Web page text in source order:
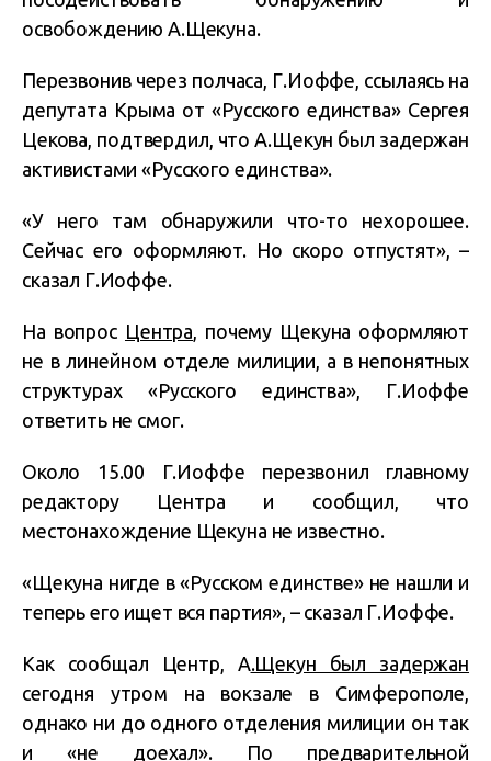
освобождению А.Щекуна.
Перезвонив через полчаса, Г.Иоффе, ссылаясь на
депутата Крыма от «Русского единства» Сергея
Цекова, подтвердил, что А.Щекун был задержан
активистами «Русского единства».
«У него там обнаружили что-то нехорошее.
Сейчас его оформляют. Но скоро отпустят», –
сказал Г.Иоффе.
На вопрос Центра, почему Щекуна оформляют
не в линейном отделе милиции, а в непонятных
структурах «Русского единства», Г.Иоффе
ответить не смог.
Около 15.00 Г.Иоффе перезвонил главному
редактору Центра и сообщил, что
местонахождение Щекуна не известно.
«Щекуна нигде в «Русском единстве» не нашли и
теперь его ищет вся партия», – сказал Г.Иоффе.
Как сообщал Центр, А.Щекун был задержан
сегодня утром на вокзале в Симферополе,
однако ни до одного отделения милиции он так
и «не доехал». По предварительной